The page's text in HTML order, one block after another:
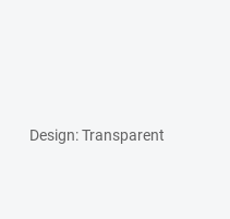
Design: Transparent